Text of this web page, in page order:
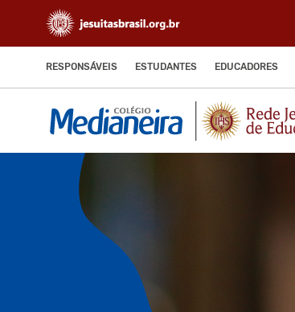
RESPONSÁVEIS ESTUDANTES EDUCADORES